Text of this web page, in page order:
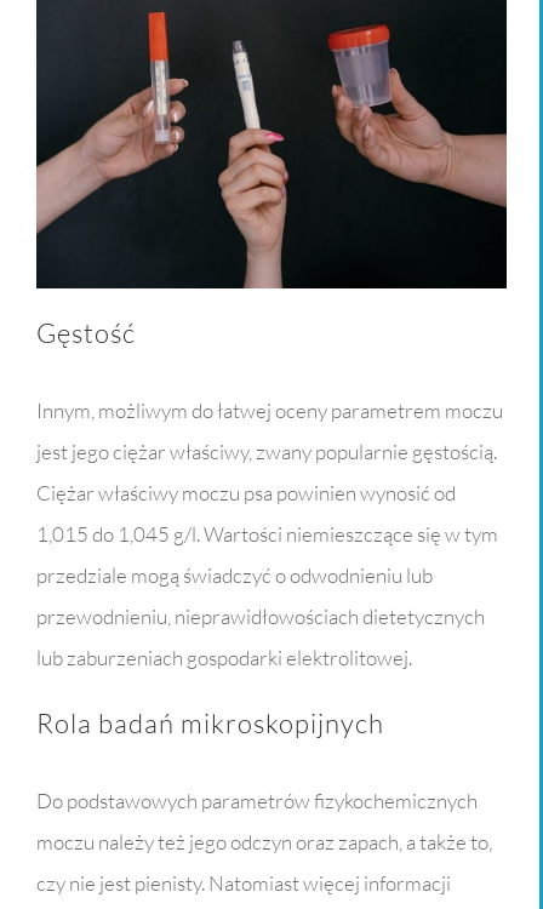
Gęstość
Innym, możliwym do łatwej oceny parametrem moczu
jest jego ciężar właściwy, zwany popularnie gęstością.
Ciężar właściwy moczu psa powinien wynosić od
1,015 do 1,045 g/l. Wartości niemieszczące się w tym
przedziale mogą świadczyć o odwodnieniu lub
przewodnieniu, nieprawidłowościach dietetycznych
lub zaburzeniach gospodarki elektrolitowej.
Rola badań mikroskopijnych
Do podstawowych parametrów fizykochemicznych
moczu należy też jego odczyn oraz zapach, a także to,
czy nie jest pienisty. Natomiast więcej informacji